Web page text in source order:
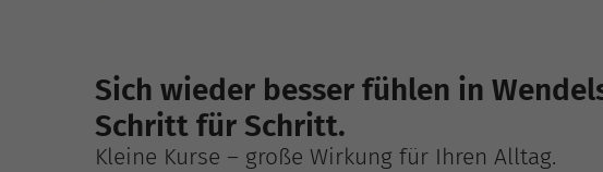
Sich wieder besser fühlen in
Schritt für Schritt.
Kleine Kurse – große Wirkung für Ihren Alltag.